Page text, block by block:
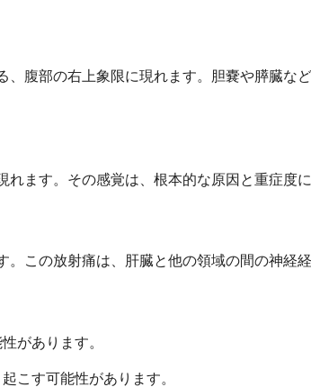
腹部の右上象限に現れます。胆嚢や膵臓
ます。その感覚は、根本的な原因と重症度
この放射痛は、肝臓と他の領域の間の神経
があります。
こす可能性があります。